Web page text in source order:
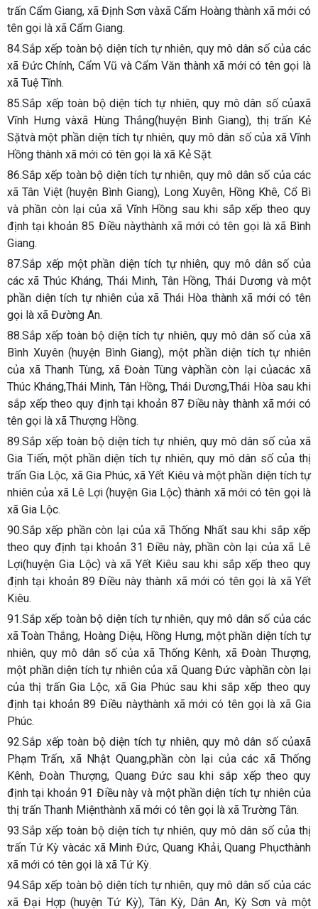
trấn Cẩm Giang, xã Định Sơn vàxã Cẩm Hoàng thành xã mới có
tên gọi là xã Cẩm Giang.
84.Sắp xếp toàn bộ diện tích tự nhiên, quy mô dân số của các
xã Đức Chính, Cẩm Vũ và Cẩm Văn thành xã mới có tên gọi là
xã Tuệ Tĩnh.
85.Sắp xếp toàn bộ diện tích tự nhiên, quy mô dân số củaxã
Vĩnh Hưng vàxã Hùng Thắng(huyện Bình Giang), thị trấn Kẻ
Sặtvà một phần diện tích tự nhiên, quy mô dân số của xã Vĩnh
Hồng thành xã mới có tên gọi là xã Kẻ Sặt.
86.Sắp xếp toàn bộ diện tích tự nhiên, quy mô dân số của các
xã Tân Việt (huyện Bình Giang), Long Xuyên, Hồng Khê, Cổ Bì
và phần còn lại của xã Vĩnh Hồng sau khi sắp xếp theo quy
định tại khoản 85 Điều nàythành xã mới có tên gọi là xã Bình
Giang.
87.Sắp xếp một phần diện tích tự nhiên, quy mô dân số của
các xã Thúc Kháng, Thái Minh, Tân Hồng, Thái Dương và một
phần diện tích tự nhiên của xã Thái Hòa thành xã mới có tên
gọi là xã Đường An.
88.Sắp xếp toàn bộ diện tích tự nhiên, quy mô dân số của xã
Bình Xuyên (huyện Bình Giang), một phần diện tích tự nhiên
của xã Thanh Tùng, xã Đoàn Tùng vàphần còn lại củacác xã
Thúc Kháng,Thái Minh, Tân Hồng, Thái Dương,Thái Hòa sau khi
sắp xếp theo quy định tại khoản 87 Điều này thành xã mới có
tên gọi là xã Thượng Hồng.
89.Sắp xếp toàn bộ diện tích tự nhiên, quy mô dân số của xã
Gia Tiến, một phần diện tích tự nhiên, quy mô dân số của thị
trấn Gia Lộc, xã Gia Phúc, xã Yết Kiêu và một phần diện tích tự
nhiên của xã Lê Lợi (huyện Gia Lộc) thành xã mới có tên gọi là
xã Gia Lộc.
90.Sắp xếp phần còn lại của xã Thống Nhất sau khi sắp xếp
theo quy định tại khoản 31 Điều này, phần còn lại của xã Lê
Lợi(huyện Gia Lộc) và xã Yết Kiêu sau khi sắp xếp theo quy
định tại khoản 89 Điều này thành xã mới có tên gọi là xã Yết
Kiêu.
91.Sắp xếp toàn bộ diện tích tự nhiên, quy mô dân số của các
xã Toàn Thắng, Hoàng Diệu, Hồng Hưng, một phần diện tích tự
nhiên, quy mô dân số của xã Thống Kênh, xã Đoàn Thượng,
một phần diện tích tự nhiên của xã Quang Đức vàphần còn lại
của thị trấn Gia Lộc, xã Gia Phúc sau khi sắp xếp theo quy
định tại khoản 89 Điều nàythành xã mới có tên gọi là xã Gia
Phúc.
92.Sắp xếp toàn bộ diện tích tự nhiên, quy mô dân số củaxã
Phạm Trấn, xã Nhật Quang,phần còn lại của các xã Thống
Kênh, Đoàn Thượng, Quang Đức sau khi sắp xếp theo quy
định tại khoản 91 Điều này và một phần diện tích tự nhiên của
thị trấn Thanh Miệnthành xã mới có tên gọi là xã Trường Tân.
93.Sắp xếp toàn bộ diện tích tự nhiên, quy mô dân số của thị
trấn Tứ Kỳ vàcác xã Minh Đức, Quang Khải, Quang Phụcthành
xã mới có tên gọi là xã Tứ Kỳ.
94.Sắp xếp toàn bộ diện tích tự nhiên, quy mô dân số của các
xã Đại Hợp (huyện Tứ Kỳ), Tân Kỳ, Dân An, Kỳ Sơn và một